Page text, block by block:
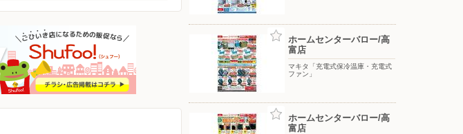
ホームセンターバロー/高
富店
マキタ「充電式保冷温庫・充電式
ファン」
ホームセンターバロー/高
富店